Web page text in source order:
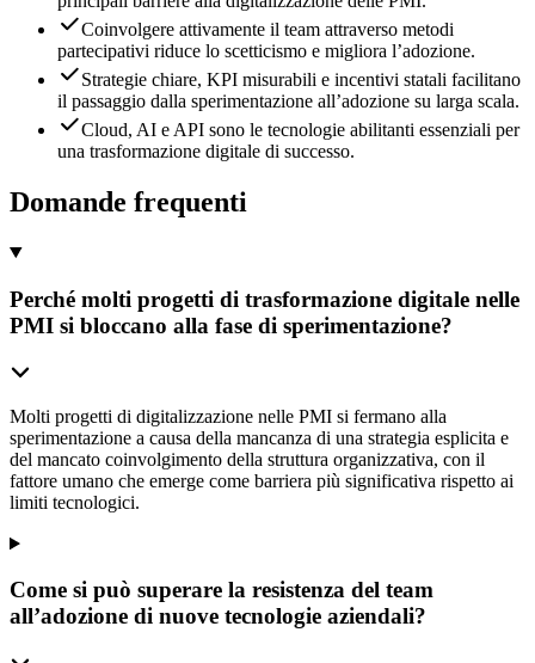
Coinvolgere attivamente il team attraverso metodi
partecipativi riduce lo scetticismo e migliora l’adozione.
Strategie chiare, KPI misurabili e incentivi statali facilitano
il passaggio dalla sperimentazione all’adozione su larga scala.
Cloud, AI e API sono le tecnologie abilitanti essenziali per
una trasformazione digitale di successo.
Domande frequenti
Perché molti progetti di trasformazione digitale nelle
PMI si bloccano alla fase di sperimentazione?
Molti progetti di digitalizzazione nelle PMI si fermano alla
sperimentazione a causa della mancanza di una strategia esplicita e
del mancato coinvolgimento della struttura organizzativa, con il
fattore umano che emerge come barriera più significativa rispetto ai
limiti tecnologici.
Come si può superare la resistenza del team
all’adozione di nuove tecnologie aziendali?